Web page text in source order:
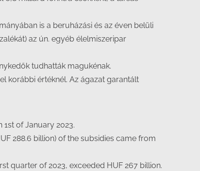
is a beruházási és az éven belüli
az ún. egyéb élelmiszeripar
tudhatták magukénak.
korábbi értéknél. Az ágazat garantált
of January 2023.
288.6 billion) of the subsidies came from
quarter of 2023, exceeded HUF 267 billion.